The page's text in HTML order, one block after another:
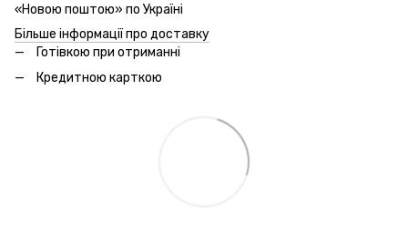
«Новою поштою» по Україні
Більше інформації про доставку
Готівкою при отриманні
Кредитною карткою